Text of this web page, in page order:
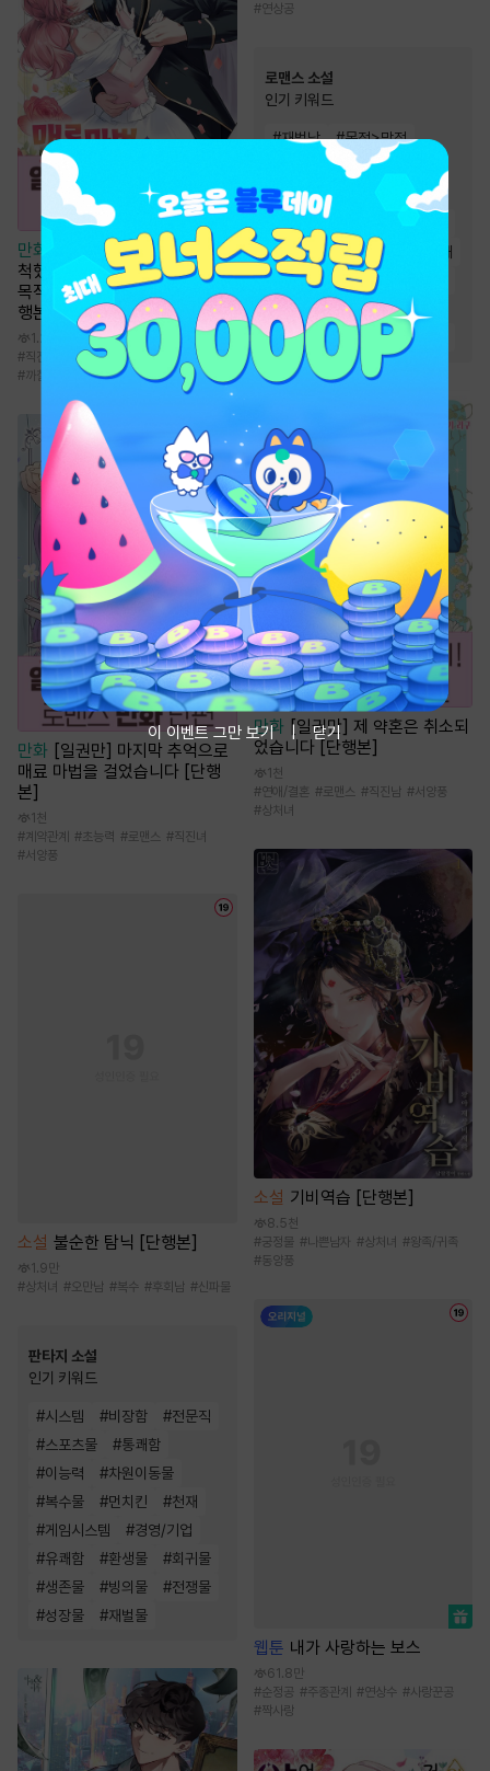
만화
[일권만] 매료 마법에 걸린
척했더니 냉담했던 약혼자가 맹
목적인 사랑꾼이 되었습니다 [단
행본]
1.2천
#직진녀 다정남 초능력 #
계약관계
#까칠남
만화 [일권만] 마지막 추억으로
매료 마법을 걸었습니다 [단행
본]
1천
# 계약관계 #초능력 #로맨스 #직진녀
#서양풍
소설 불순한 탐닉 [단행본]
1.9만
#상처녀 #오만남 #복수 #후회남 #신파물
판타지 소설
인기 키워드
#시스템 #비장함 #전문직
#스포츠물 #통쾌함
#이능력 #차원이동물
#복수물 #먼치킨 #천재
#게임시스템 #경영/기업
#유쾌함 #환생물 #회귀물
#생존물 #빙의물 #전쟁물
#성장물 #재벌물
#연상공
로맨스 소설
인기 키워드
#재벌남 #몸정>맘정
#계략남
#운명적사랑
고수위
#순진녀
# 왕족/귀족 #능력녀
오해
#집착남 # 상처남
#
소유욕/집착 #상처녀
#
다정남 # 능력남 직진남
만화 [일권만] 제 약혼은 취소되
었습니다 [단행본]
1천
#연애/결혼 #로맨스 #직진남 #서양풍
#상처녀
소설 기비역습 [단행본]
8.5천
#궁정물 #나쁜남자 #상처녀 #왕족/귀족
#동양풍
웹툰 내가 사랑하는 보스
61.8만
#순정공 #주종관계 #연상수 #사랑꾼공
#짝사랑
이 이벤트 그만 보기 닫기